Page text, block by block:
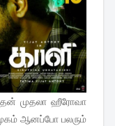
முதலா ஹீரோவா
ஆனப்போ பலரும்